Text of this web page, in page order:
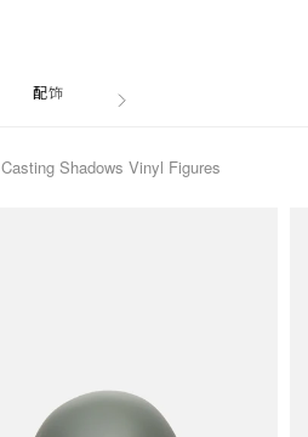
配饰 生活
Casting Shadows Vinyl Figures